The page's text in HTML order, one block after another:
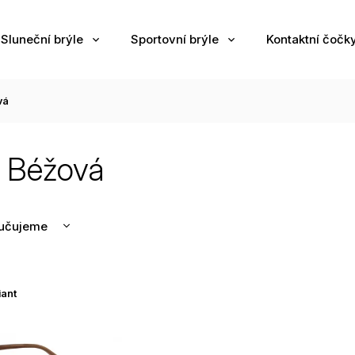
Sluneční brýle Sportovní brýle Kontaktní